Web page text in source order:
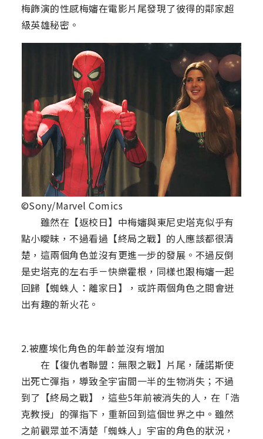
梅飾演的性感梅嬸在電影片尾發現了彼得的鄰家超
級英雄秘密。
©Sony/Marvel Comics
雖然在【返校日】中梅嬸與東尼史塔克似乎有
點小曖昧，不過看過【終局之戰】的人應該都很清
楚，這兩個角色並沒有更進一步的發展。不過反倒
是史塔克的左右手－快樂霍根，同樣也跟梅嬸一起
回歸【蜘蛛人：離家日】，或許兩個角色之間會迸
出有趣的新火花。
2.被塵埃化角色的年齡並沒有增加
在【復仇者聯盟：無限之戰】片尾，薩諾斯使
出死亡彈指，導致全宇宙間一半的生物消失；不過
到了【終局之戰】，這些5年前被消失的人，在「浩
克教授」的彈指下，重新回到這個世界之中。雖然
之前觀眾並不清楚「蜘蛛人」宇宙的角色的狀況，